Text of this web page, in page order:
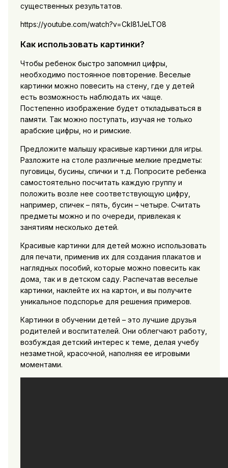
существенных результатов.
https://youtube.com/watch?v=CkI81JeLTO8
Как использовать картинки?
Чтобы ребенок быстро запомнил цифры,
необходимо постоянное повторение. Веселые
картинки можно повесить на стену, где у детей
есть возможность наблюдать их чаще.
Постепенно изображение будет откладываться в
памяти. Так можно поступать, изучая не только
арабские цифры, но и римские.
Предложите малышу красивые картинки для игры.
Разложите на столе различные мелкие предметы:
пуговицы, бусины, спички и т.д. Попросите ребенка
самостоятельно посчитать каждую группу и
положить возле нее соответствующую цифру,
например, спичек – пять, бусин – четыре. Считать
предметы можно и по очереди, привлекая к
занятиям несколько детей.
Красивые картинки для детей можно использовать
для печати, применив их для создания плакатов и
наглядных пособий, которые можно повесить как
дома, так и в детском саду. Распечатав веселые
картинки, наклейте их на картон, и вы получите
уникальное подспорье для решения примеров.
Картинки в обучении детей – это лучшие друзья
родителей и воспитателей. Они облегчают работу,
возбуждая детский интерес к теме, делая учебу
незаметной, красочной, наполняя ее игровыми
моментами.